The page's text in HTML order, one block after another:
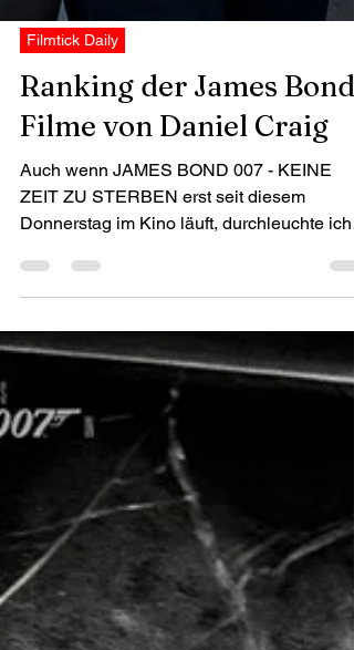
Filmtick Daily
Ranking der James Bond
Filme von Daniel Craig
Auch wenn JAMES BOND 007 - KEINE
ZEIT ZU STERBEN erst seit diesem
zum Ende der Ära von Daniel...